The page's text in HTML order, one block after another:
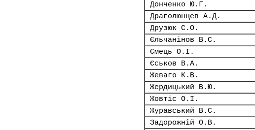
Донченко Ю.Г.
Драголюнцев А.Д.
Друзюк С.О.
Єльчанінов В.С.
Ємець О.І.
Єськов В.А.
Жеваго К.В.
Жердицький В.Ю.
Жовтіс О.І.
Журавський В.С.
Задорожній О.В.